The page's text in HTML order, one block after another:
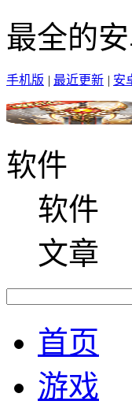
最全的
手机版 | 最近更新 | 安
软件
软件
文章
首页
游戏